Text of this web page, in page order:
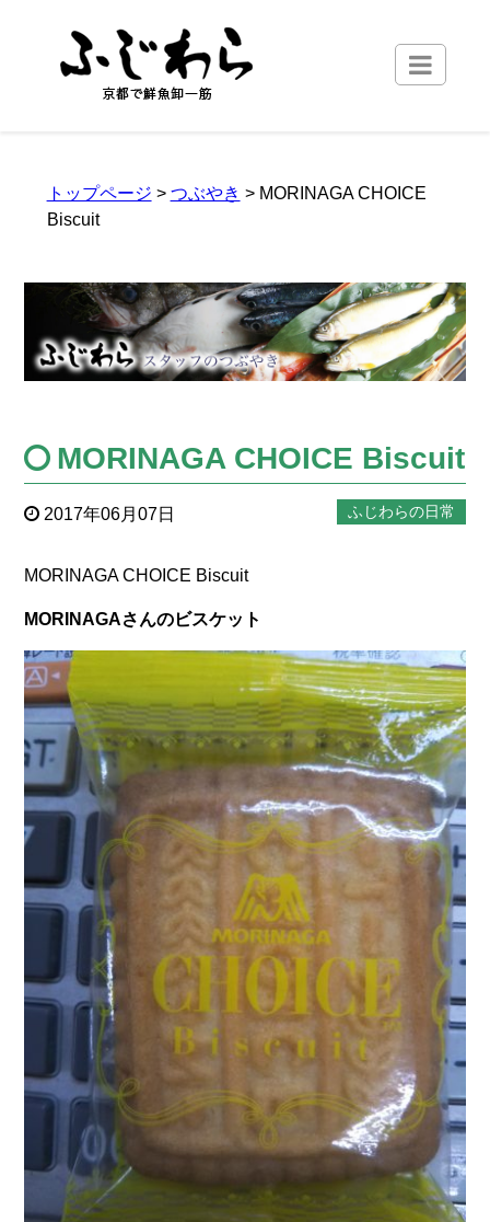
トップページ > つぶやき > MORINAGA CHOICE
Biscuit
MORINAGA CHOICE Biscuit
2017年06月07日 ふじわらの日常
MORINAGA CHOICE Biscuit
MORINAGAさんのビスケット